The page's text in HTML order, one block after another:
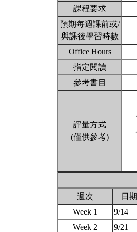
課程要求
預期每週課前或/
與課後學習時數
Office Hours
指定閱讀
參考書目
評量方式
(僅供參考)
週次
日期
Week 1
9/14
Week 2
9/21